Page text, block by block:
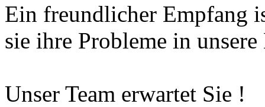
Ein freundlicher Empfang
sie ihre Probleme in unsere
Unser Team erwartet Sie !